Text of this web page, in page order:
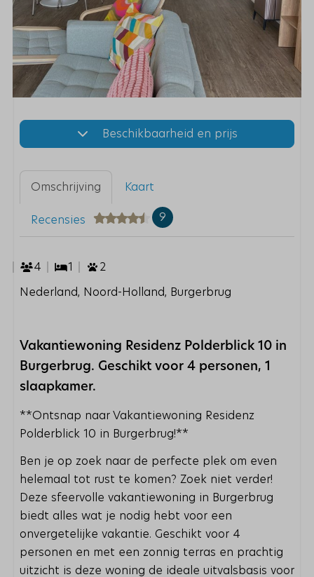
Beschikbaarheid en prijs
Omschrijving Kaart
Recensies 9
4 1 2
Nederland, Noord-Holland, Burgerbrug
Vakantiewoning Residenz Polderblick 10 in
Burgerbrug. Geschikt voor 4 personen, 1
slaapkamer.
**Ontsnap naar Vakantiewoning Residenz
Polderblick 10 in Burgerbrug!**
Ben je op zoek naar de perfecte plek om even
helemaal tot rust te komen? Zoek niet verder!
Deze sfeervolle vakantiewoning in Burgerbrug
biedt alles wat je nodig hebt voor een
onvergetelijke vakantie. Geschikt voor 4
personen en met een zonnig terras en prachtig
uitzicht is deze woning de ideale uitvalsbasis voor